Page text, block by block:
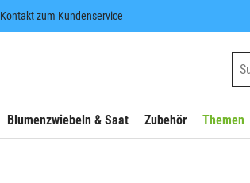
Kontakt zum Kundenservice
Blumenzwiebeln & Saat Zubehör Themen